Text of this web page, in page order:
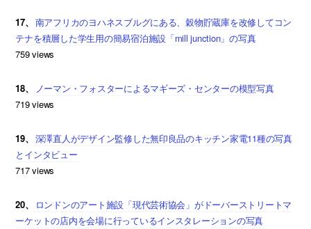
17、 南アフリカのヨハネスブルグにある、穀物貯蔵庫を改修してコン
テナを積層した学生用の簡易宿泊施設「mill junction」の写真
759 views
18、
ノーマン・フォスターによるマギーズ・センターの模型写真
719 views
19、 深澤直人がデザイン監修した無印良品のキッチン家電11種の写真
とインタビュー
717 views
20、
ロンドンのアート施設「現代芸術協会」がドーバーストリートマ
ーケットの店内を会場に行っているインスタレーションの写真